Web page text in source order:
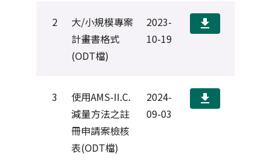
2
大/小規模專案
計畫書格式
(ODT檔)
2023-
10-19
download
3
使用AMS-II.C.
減量方法之註
冊申請案檢核
表(ODT檔)
2024-
09-03
download